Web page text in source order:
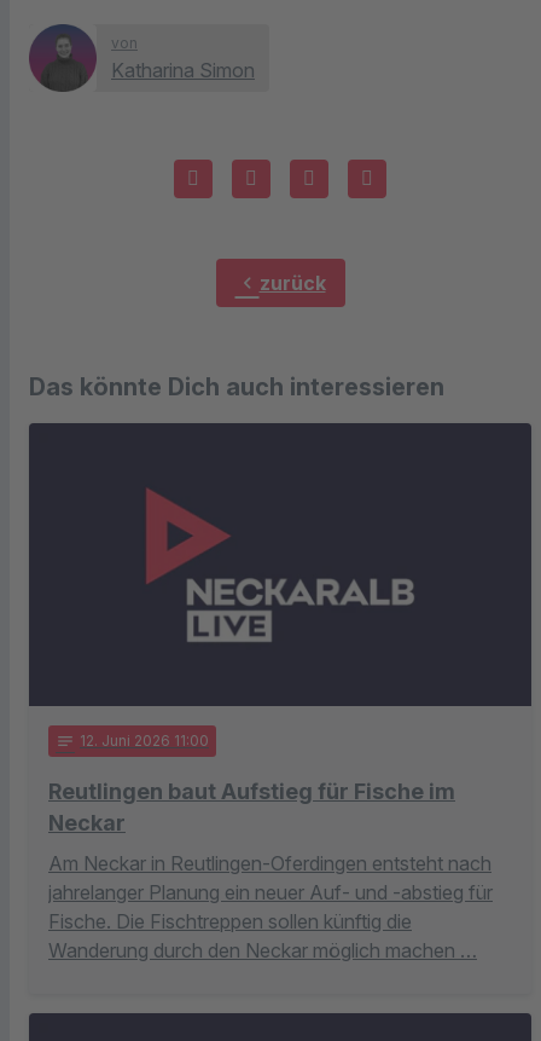
von
Katharina Simon
chevron_left zurück
Das könnte Dich auch interessieren
notes 12. Juni 2026 11:00
Reutlingen baut Aufstieg für Fische im
Neckar
Am Neckar in Reutlingen-Oferdingen entsteht nach
jahrelanger Planung ein neuer Auf- und -abstieg für
Fische. Die Fischtreppen sollen künftig die
Wanderung durch den Neckar möglich machen …